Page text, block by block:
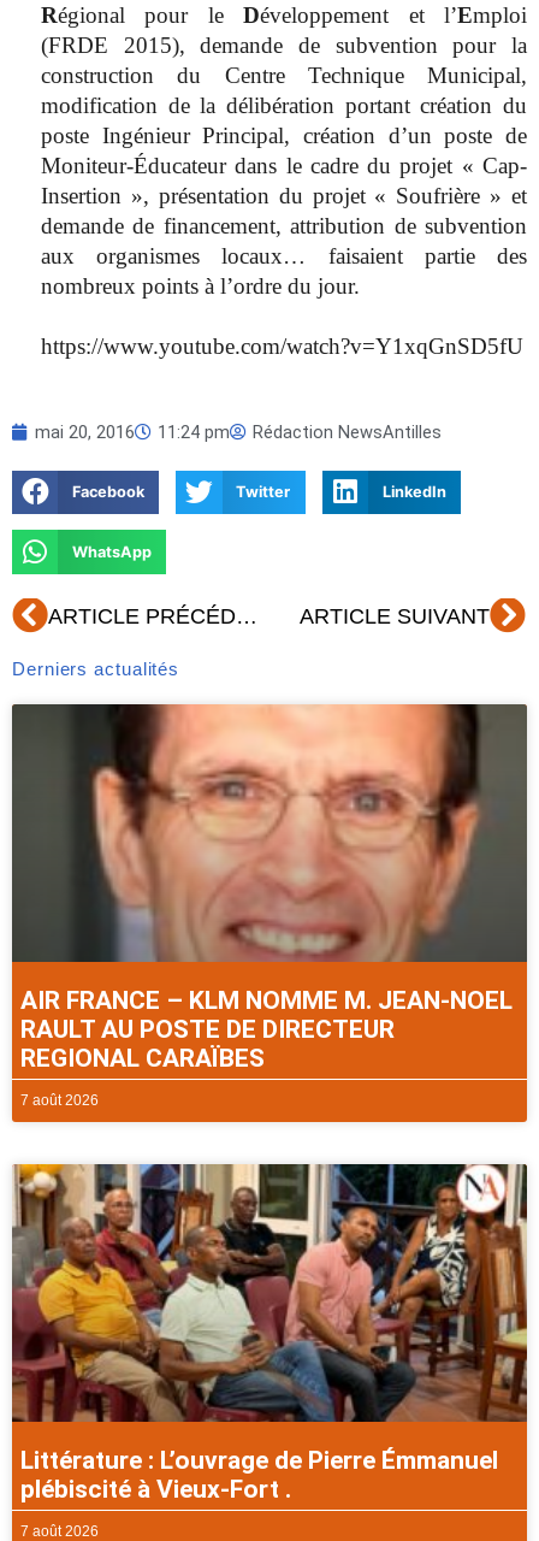
Régional pour leDéveloppement et l’Emploi
(FRDE 2015), demande de subvention pour la
construction du Centre Technique Municipal,
modification de la délibération portant création du
poste Ingénieur Principal, création d’un poste de
Moniteur-Éducateur dans le cadre du projet « Cap-
Insertion », présentation du projet « Soufrière » et
demande de financement, attribution de subvention
aux organismes locaux… faisaient partie des
nombreux points à l’ordre du jour.
https://www.youtube.com/watch?v=Y1xqGnSD5fU
mai 20, 2016 11:24 pm Rédaction NewsAntilles
Facebook Twitter LinkedIn
WhatsApp
Précédent ARTICLE PRÉCÉDENT ARTICLE SUIVANT
Derniers actualités
AIR FRANCE – KLM NOMME M. JEAN-NOEL
RAULT AU POSTE DE DIRECTEUR
REGIONAL CARAÏBES
7 août 2026
Littérature : L’ouvrage de Pierre Émmanuel
plébiscité à Vieux-Fort .
7 août 2026